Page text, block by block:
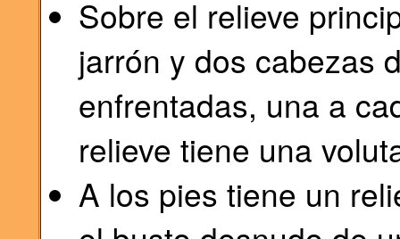
Sobre el relieve
jarrón y dos cabezas
enfrentadas, una a
relieve tiene una
A los pies tiene un